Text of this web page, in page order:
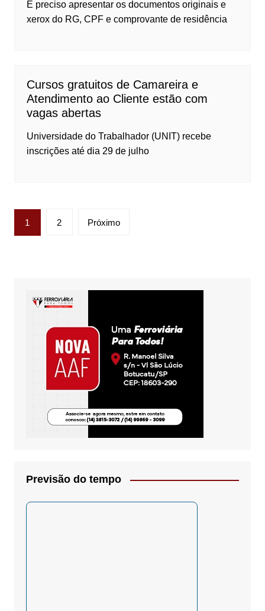
É preciso apresentar os documentos originais e
xerox do RG, CPF e comprovante de residência
Cursos gratuitos de Camareira e
Atendimento ao Cliente estão com
vagas abertas
Universidade do Trabalhador (UNIT) recebe
inscrições até dia 29 de julho
Paginação
de
1 2 Próximo
Previsão do tempo